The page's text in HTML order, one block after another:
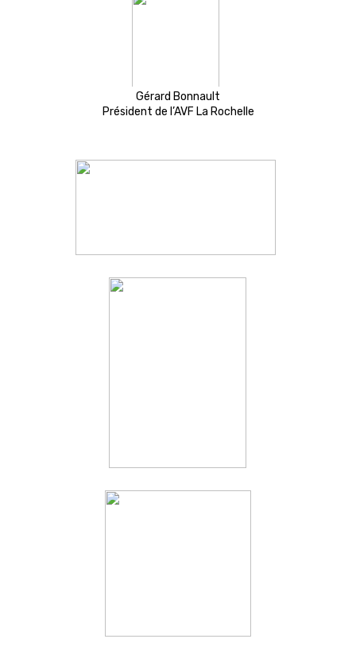
Gérard Bonnault
Président de l’AVF La Rochelle